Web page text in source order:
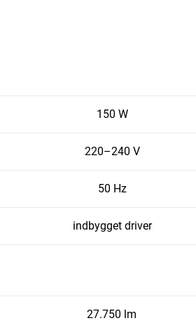
150 W
220–240 V
50 Hz
indbygget driver
27.750 lm